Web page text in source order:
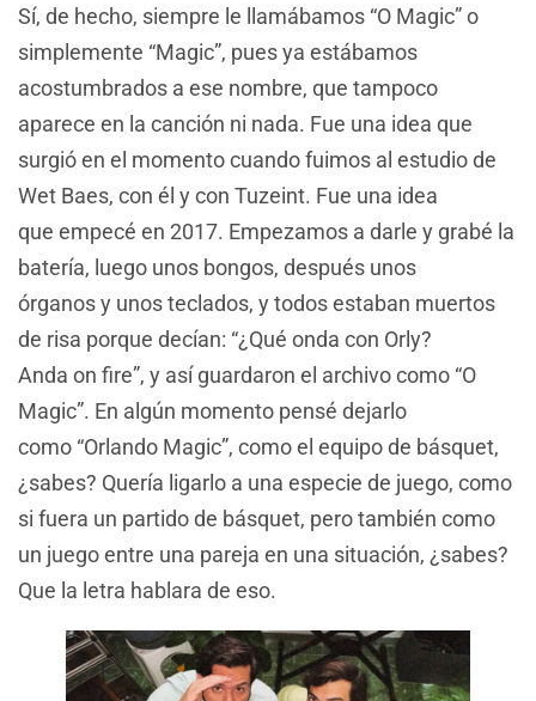
Sí, de hecho, siempre le llamábamos “O Magic” o
simplemente “Magic”, pues ya estábamos
acostumbrados a ese nombre, que tampoco
aparece en la canción ni nada. Fue una idea que
surgió en el momento cuando fuimos al estudio de
Wet Baes, con él y con Tuzeint. Fue una idea
que empecé en 2017. Empezamos a darle y grabé la
batería, luego unos bongos, después unos
órganos y unos teclados, y todos estaban muertos
de risa porque decían: “¿Qué onda con Orly?
Anda on fire”, y así guardaron el archivo como “O
Magic”. En algún momento pensé dejarlo
como “Orlando Magic”, como el equipo de básquet,
¿sabes? Quería ligarlo a una especie de juego, como
si fuera un partido de básquet, pero también como
un juego entre una pareja en una situación, ¿sabes?
Que la letra hablara de eso.